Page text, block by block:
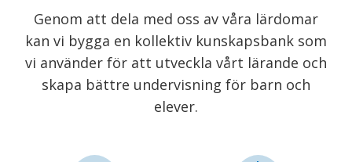
Genom att dela med oss av våra lärdomar
kan vi bygga en kollektiv kunskapsbank som
vi använder för att utveckla vårt lärande och
skapa bättre undervisning för barn och
elever.